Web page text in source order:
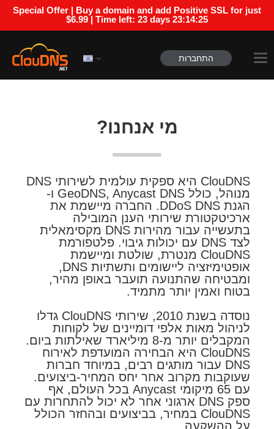
Special Offer | Buy a domain and add Positive SSL for just
$6.99 | Time left: 23 days 23:14:25
התחברות
מי אנחנו?
ClouDNS היא ספקית עולמית לשירותי DNS
מנוהל, כולל GeoDNS, Anycast DNS ו-
הגנת DDoS DNS. החברה מיישמת את
ארכיטקטורת שירותי הענן המובילה
בתעשייה עבור מהירות DNS מקסימאלית
לצד DNS עם יכולות גיבוי. פלטפורמת
ClouDNS מנטרת, שולטת ומיישמת
אופטימיזציה ליישומים ותשתיות DNS,
ומבטיחה שהתנועה תועבר באופן מהיר,
בטוח ואמין יותר מתמיד.
נוסדה בשנת 2010, שירותי ClouDNS גדלו
לניהול מאות אלפי דומיינים של לקוחות
המקבלים יותר מ-8 מיליארד שאילתות ביום.
ClouDNS היא הבחירה המועדפת לאירוח
DNS עבור מותגים רבים, במיוחד חברות
שעוקבות מקרוב אחר יחס המחיר-ביצועים.
עם 65 מיקומי Anycast בכל העולם, אף
ספק DNS ארגוני אחר לא יכול להתחרות עם
ClouDNS במחיר, בביצועים ובהחזר הכולל
על ההשקעה.